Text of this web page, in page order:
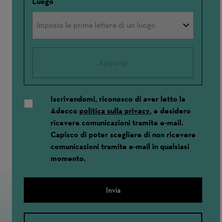
Iscrivendomi, riconosco di aver letto la
Adecco politica sulla privacy, e desidero
ricevere comunicazioni tramite e-mail.
Capisco di poter scegliere di non ricevere
comunicazioni tramite e-mail in qualsiasi
momento.
Invia